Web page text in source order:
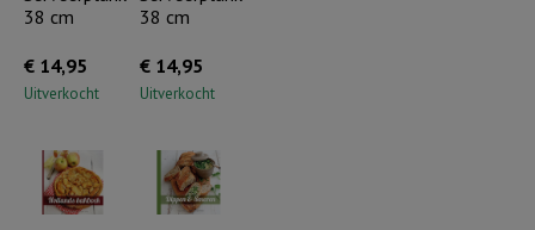
38 cm
€ 14,95
Uitverkocht
38 cm
€ 14,95
Uitverkocht